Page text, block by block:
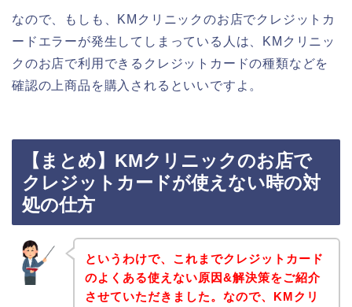
なので、もしも、KMクリニックのお店でクレジットカ
ードエラーが発生してしまっている人は、KMクリニッ
クのお店で利用できるクレジットカードの種類などを
確認の上商品を購入されるといいですよ。
【まとめ】KMクリニックのお店で
クレジットカードが使えない時の対
処の仕方
というわけで、これまでクレジットカード
のよくある使えない原因&解決策をご紹介
させていただきました。なので、KMクリ